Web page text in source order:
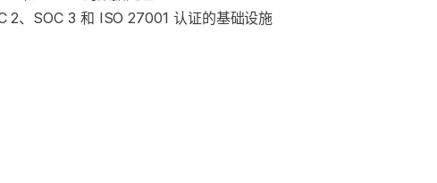
2、SOC 3 和 ISO 27001 认证的基础设施